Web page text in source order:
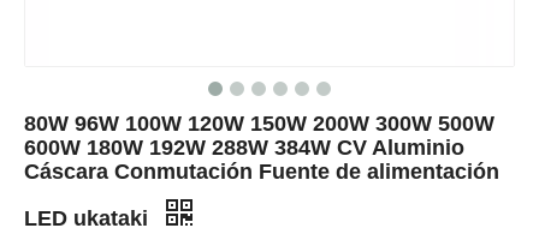
80W 96W 100W 120W 150W 200W 300W 500W
600W 180W 192W 288W 384W CV Aluminio
Cáscara Conmutación Fuente de alimentación
LED ukataki